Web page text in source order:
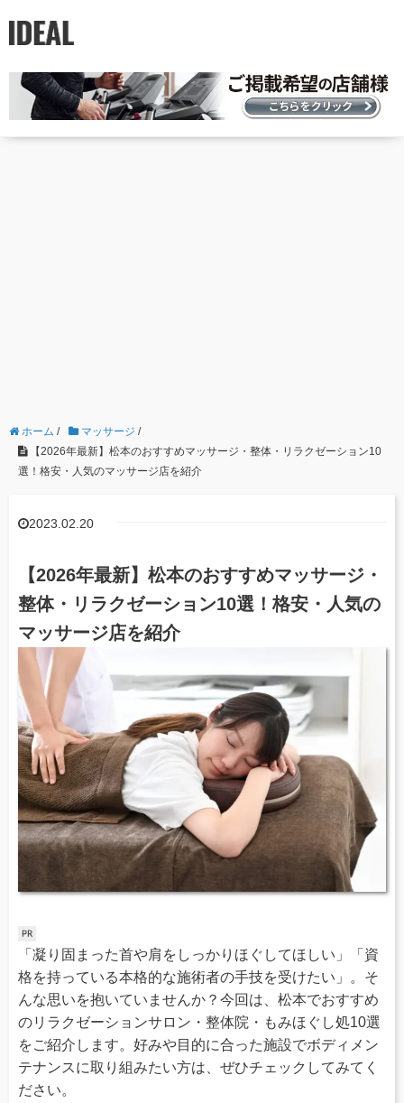
ホーム / マッサージ /
【2026年最新】松本のおすすめマッサージ・整体・リラクゼーション10
選！格安・人気のマッサージ店を紹介
2023.02.20
【2026年最新】松本のおすすめマッサージ・
整体・リラクゼーション10選！格安・人気の
マッサージ店を紹介
「凝り固まった首や肩をしっかりほぐしてほしい」「資
格を持っている本格的な施術者の手技を受けたい」。そ
んな思いを抱いていませんか？今回は、松本でおすすめ
のリラクゼーションサロン・整体院・もみほぐし処10選
をご紹介します。好みや目的に合った施設でボディメン
テナンスに取り組みたい方は、ぜひチェックしてみてく
ださい。